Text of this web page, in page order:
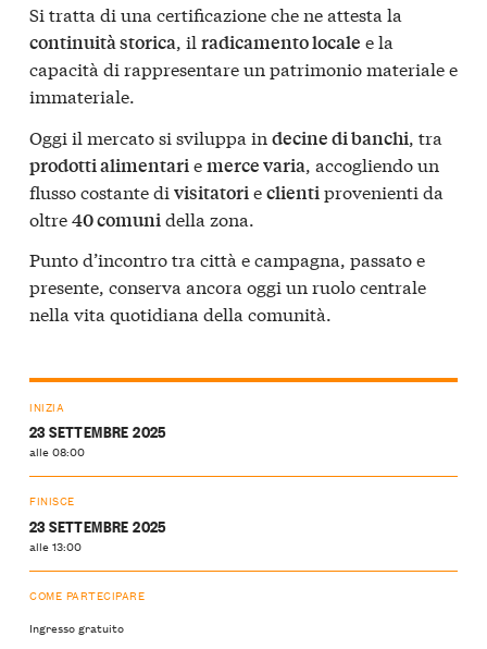
Si tratta di una certificazione che ne attesta la
continuità storica, il radicamento locale e la
capacità di rappresentare un patrimonio materiale e
immateriale.
Oggi il mercato si sviluppa in decine di banchi, tra
prodotti alimentariemerce varia, accogliendo un
flusso costante di visitatorieclientiprovenienti da
oltre40 comunidella zona.
Punto d’incontro tra città e campagna, passato e
presente, conserva ancora oggi un ruolo centrale
nella vita quotidiana della comunità.
INIZIA
23 SETTEMBRE 2025
alle 08:00
FINISCE
23 SETTEMBRE 2025
alle 13:00
COME PARTECIPARE
Ingresso gratuito